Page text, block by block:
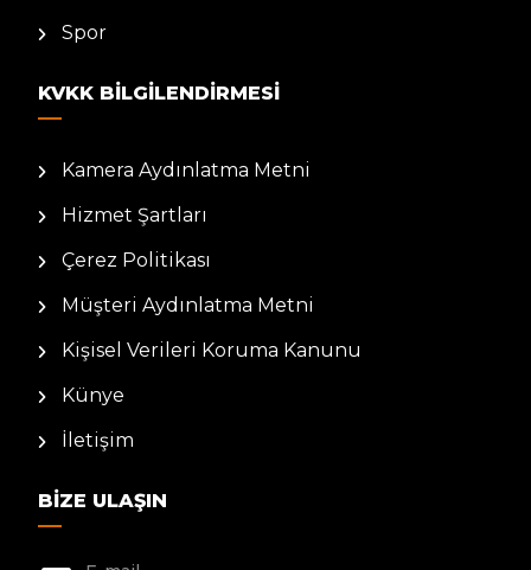
Spor
KVKK BILGILENDIRMESI
Kamera Aydınlatma Metni
Hizmet Şartları
Çerez Politikası
Müşteri Aydınlatma Metni
Kişisel Verileri Koruma Kanunu
Künye
İletişim
BIZE ULAŞIN